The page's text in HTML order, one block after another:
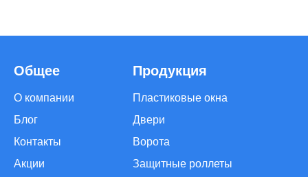
Общее
О компании
Блог
Контакты
Акции
Продукция
Пластиковые окна
Двери
Ворота
Защитные роллеты